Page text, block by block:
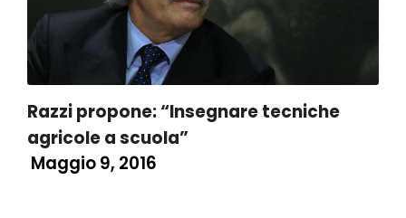
Razzi propone: “Insegnare tecniche
agricole a scuola”
Maggio 9, 2016